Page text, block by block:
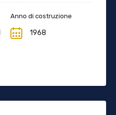
Anno di costruzione
1968